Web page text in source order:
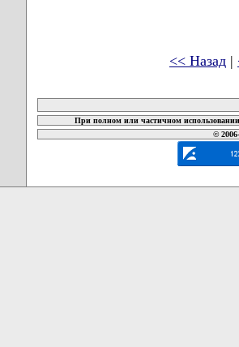
<< Назад |
При полном или частичном
©